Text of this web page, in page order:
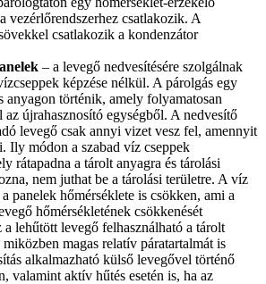
vezérlőrendszerhez csatlakozik. A
csatlakozik a kondenzátor
– a levegő nedvesítésére szolgálnak
képzése nélkül. A párolgás egy
anyagon történik, amely folyamatosan
újrahasznosító egységből. A nedvesítő
levegő csak annyi vizet vesz fel, amennyit
Ily módon a szabad víz cseppek
rátapadna a tárolt anyagra és tárolási
nem juthat be a tárolási területre. A víz
panelek hőmérséklete is csökken, ami a
hőmérsékletének csökkenését
a lehűtött levegő felhasználható a tárolt
miközben magas relatív páratartalmát is
alkalmazható külső levegővel történő
valamint aktív hűtés esetén is, ha az